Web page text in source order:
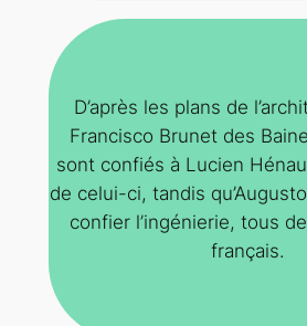
D’après les plans de
Francisco Brunet des
sont confiés à Lucien
de celui-ci, tandis
confier l’ingénierie, tous
français.